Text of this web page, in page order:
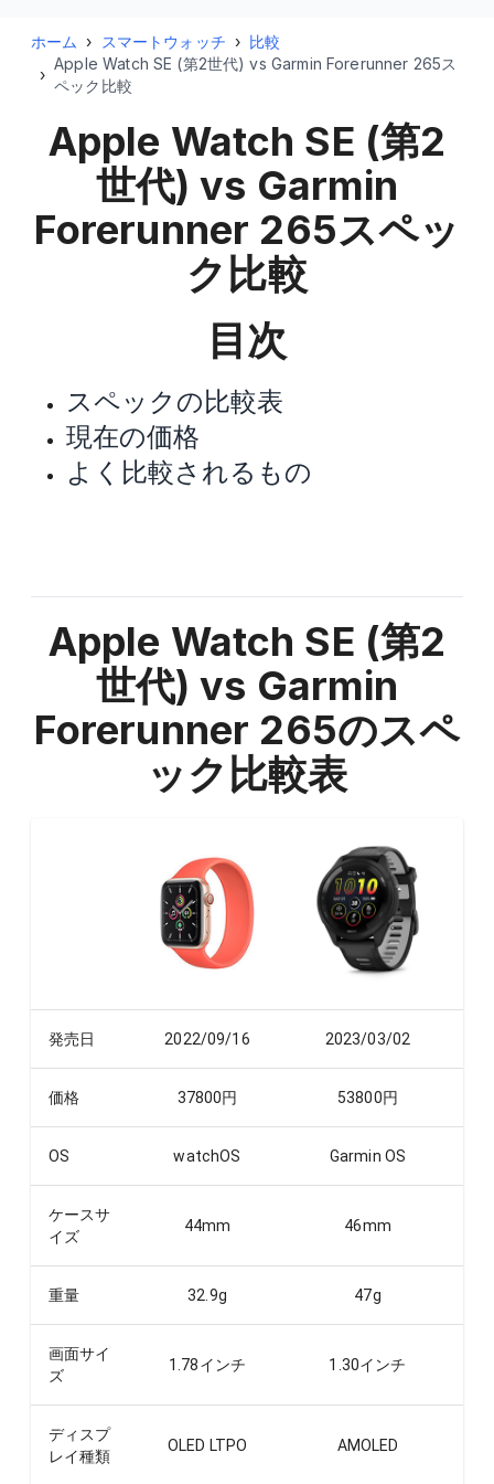
ホーム › スマートウォッチ › 比較
›
Apple Watch SE (第2世代) vs Garmin Forerunner 265ス
ペック比較
Apple Watch SE (第2
世代) vs Garmin
Forerunner 265スペッ
ク比較
目次
スペックの比較表
現在の価格
よく比較されるもの
Apple Watch SE (第2
世代) vs Garmin
Forerunner 265のスペ
ック比較表
発売日 2022/09/16 2023/03/02
価格 37800円 53800円
OS watchOS Garmin OS
ケースサ
イズ
44mm 46mm
重量 32.9g 47g
画面サイ
ズ
1.78インチ 1.30インチ
ディスプ
レイ種類
OLED LTPO AMOLED